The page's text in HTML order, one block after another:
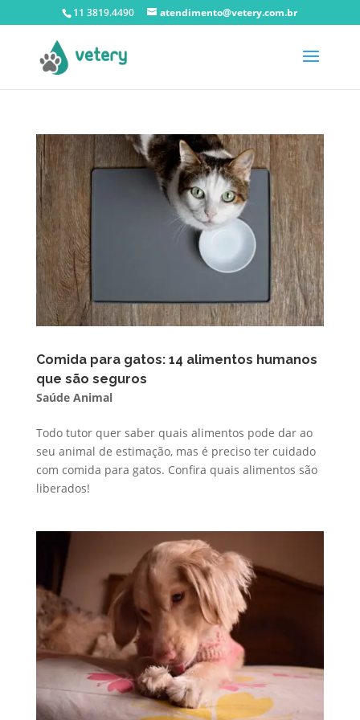
11 3819.4490 atendimento@vetery.com.br
Comida para gatos: 14 alimentos humanos
que são seguros
Saúde Animal
Todo tutor quer saber quais alimentos pode dar ao
seu animal de estimação, mas é preciso ter cuidado
com comida para gatos. Confira quais alimentos são
liberados!